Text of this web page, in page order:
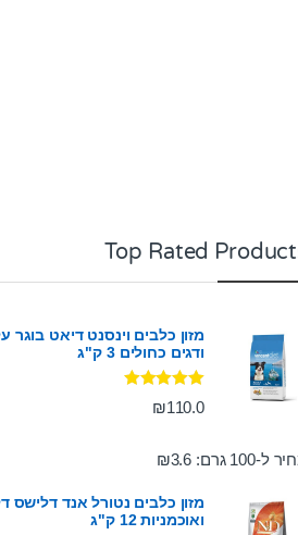
Top Rated
מזון כלבים וינסנט דיאט בוגר
ודגים כחולים 3 ק"ג
דורג 5.00
מתוך 5 ₪110.0
ל-100 גרם: ₪3.6
מזון כלבים נטורל אנד דלישס
ואוכמניות 12 ק"ג